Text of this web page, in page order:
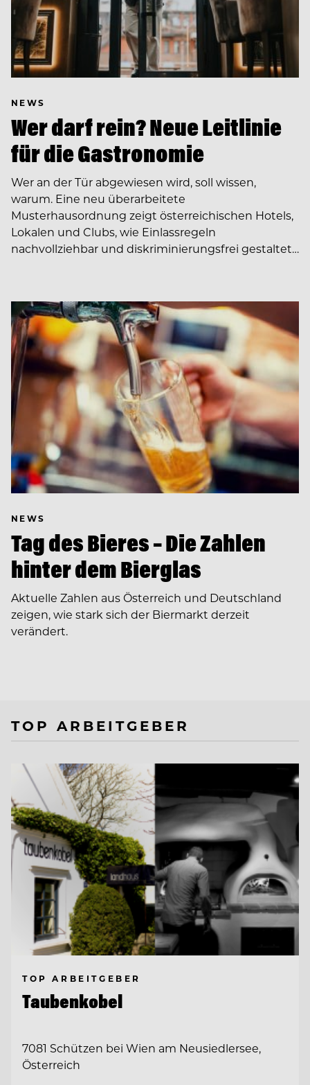
NEWS
Wer darf rein? Neue Leitlinie
für die Gastronomie
Wer an der Tür abgewiesen wird, soll wissen,
warum. Eine neu überarbeitete
Musterhausordnung zeigt österreichischen Hotels,
Lokalen und Clubs, wie Einlassregeln
nachvollziehbar und diskriminierungsfrei gestaltet…
NEWS
Tag des Bieres – Die Zahlen
hinter dem Bierglas
Aktuelle Zahlen aus Österreich und Deutschland
zeigen, wie stark sich der Biermarkt derzeit
verändert.
TOP ARBEITGEBER
TOP ARBEITGEBER
Taubenkobel
7081 Schützen bei Wien am Neusiedlersee,
Österreich